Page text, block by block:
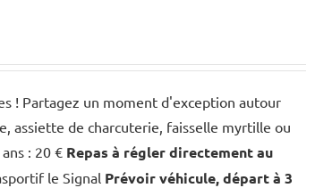
! Partagez un moment d'exception autour
assiette de charcuterie, faisselle myrtille ou
: 20 € Repas à régler directement au
le Signal Prévoir véhicule, départ à 3